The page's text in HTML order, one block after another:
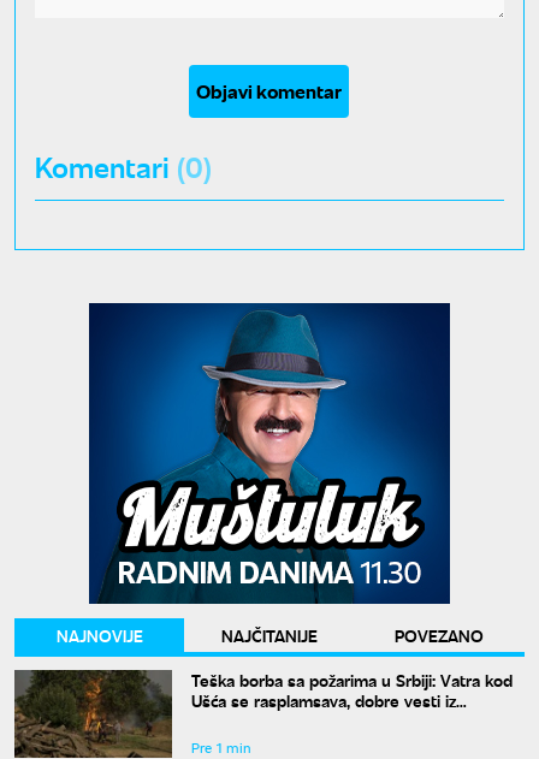
Objavi komentar
Komentari (0)
NAJNOVIJE NAJČITANIJE
POVEZANO
Teška borba sa požarima u Srbiji: Vatra kod
Ušća se rasplamsava, dobre vesti iz
Pre 1 min